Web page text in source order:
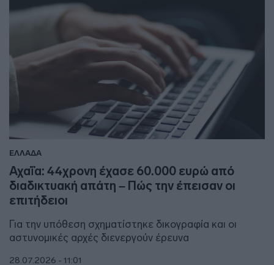
ΕΛΛΑΔΑ
Αχαΐα: 44χρονη έχασε 60.000 ευρώ από
διαδικτυακή απάτη – Πώς την έπεισαν οι
επιτήδειοι
Για την υπόθεση σχηματίστηκε δικογραφία και οι
αστυνομικές αρχές διενεργούν έρευνα
28.07.2026 - 11:01